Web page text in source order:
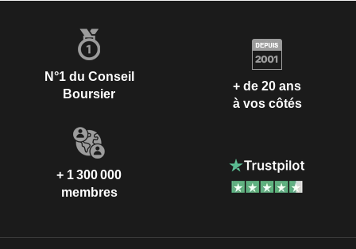
N°1 du Conseil
Boursier
+ de 20 ans
à vos côtés
+ 1 300 000
membres